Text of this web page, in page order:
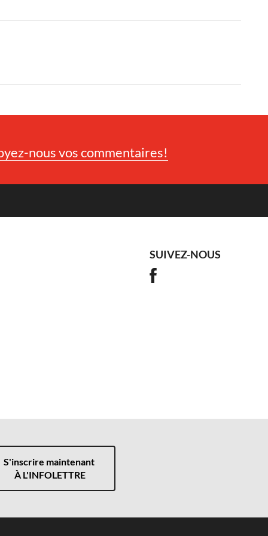
nous vos commentaires!
SUIVEZ-NOUS
S'inscrire maintenant
À L'INFOLETTRE